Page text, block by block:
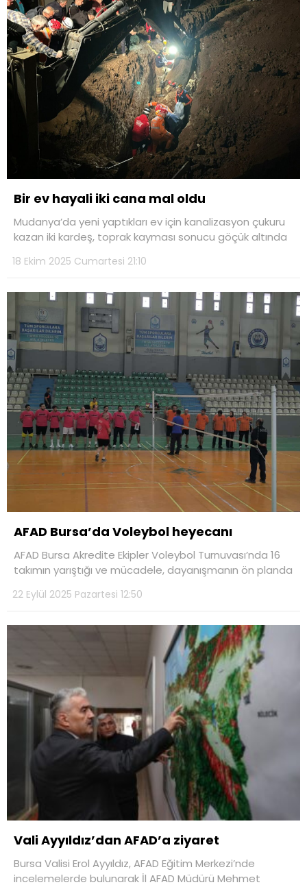
Bir ev hayali iki cana mal oldu
Mudanya’da yeni yaptıkları ev için kanalizasyon çukuru
kazan iki kardeş, toprak kayması sonucu göçük altında
18 Ekim 2025 Cumartesi 21:10
AFAD Bursa’da Voleybol heyecanı
AFAD Bursa Akredite Ekipler Voleybol Turnuvası’nda 16
takımın yarıştığı ve mücadele, dayanışmanın ön planda
22 Eylül 2025 Pazartesi 12:50
Vali Ayyıldız’dan AFAD’a ziyaret
Bursa Valisi Erol Ayyıldız, AFAD Eğitim Merkezi’nde
incelemelerde bulunarak İl AFAD Müdürü Mehmet